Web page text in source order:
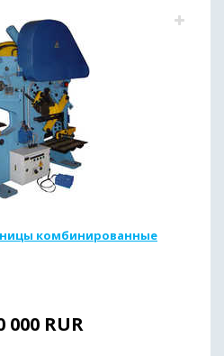
комбинированные
000 RUR